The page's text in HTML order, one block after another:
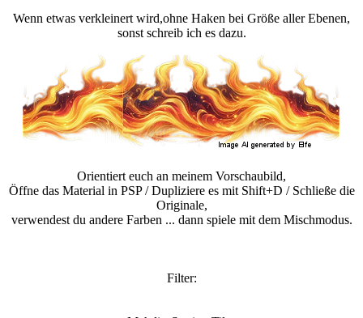
Wenn etwas verkleinert wird,ohne Haken bei Größe aller Ebenen,
sonst schreib ich es dazu.
Orientiert euch an meinem Vorschaubild,
Öffne das Material in PSP / Dupliziere es mit Shift+D / Schließe die
Originale,
verwendest du andere Farben ... dann spiele mit dem Mischmodus.
Filter: